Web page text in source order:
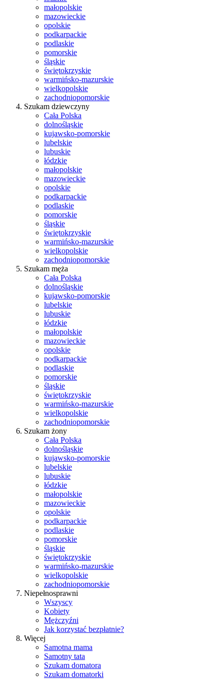
małopolskie
mazowieckie
opolskie
podkarpackie
podlaskie
pomorskie
śląskie
świętokrzyskie
warmińsko-mazurskie
wielkopolskie
zachodniopomorskie
Szukam dziewczyny
Cała Polska
dolnośląskie
kujawsko-pomorskie
lubelskie
lubuskie
łódzkie
małopolskie
mazowieckie
opolskie
podkarpackie
podlaskie
pomorskie
śląskie
świętokrzyskie
warmińsko-mazurskie
wielkopolskie
zachodniopomorskie
Szukam męża
Cała Polska
dolnośląskie
kujawsko-pomorskie
lubelskie
lubuskie
łódzkie
małopolskie
mazowieckie
opolskie
podkarpackie
podlaskie
pomorskie
śląskie
świętokrzyskie
warmińsko-mazurskie
wielkopolskie
zachodniopomorskie
Szukam żony
Cała Polska
dolnośląskie
kujawsko-pomorskie
lubelskie
lubuskie
łódzkie
małopolskie
mazowieckie
opolskie
podkarpackie
podlaskie
pomorskie
śląskie
świętokrzyskie
warmińsko-mazurskie
wielkopolskie
zachodniopomorskie
Niepełnosprawni
Wszyscy
Kobiety
Mężczyźni
Jak korzystać bezpłatnie?
Więcej
Samotna mama
Samotny tata
Szukam domatora
Szukam domatorki